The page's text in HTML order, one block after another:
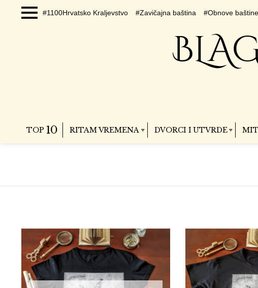
#1100Hrvatsko Kraljevstvo #Zavičajna baština #Obnove baštine
TOP 10 RITAM VREMENA DVORCI I UTVRDE